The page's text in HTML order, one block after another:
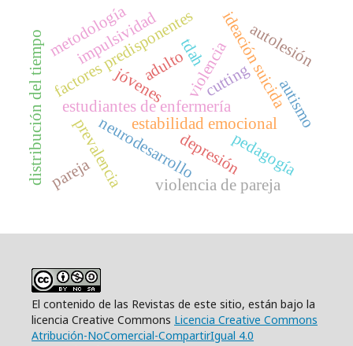
violencia
estudiantes de enfermeríaideación suicida
factores predisponentes
jóvenes
estabilidad emocional
autolesión
cutting
impulsividad
neurodesarrollo
tdah
depresión
prevalencia violencia de pareja
autismo
distribución del tiempo adulto
metodología
pareja pedagogía
El contenido de las Revistas de este sitio, están bajo la
licencia Creative Commons Licencia Creative Commons
Atribución-NoComercial-CompartirIgual 4.0